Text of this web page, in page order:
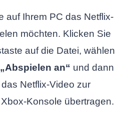
auf Ihrem PC das Netflix-
möchten. Klicken Sie
auf die Datei, wählen
„Abspielen an“ und dann
Netflix-Video zur
Konsole übertragen.